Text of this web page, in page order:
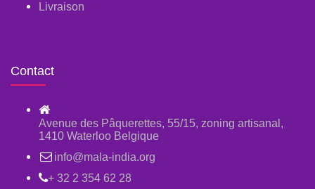
Livraison
Contact
Avenue des Pâquerettes, 55/15, zoning artisanal,
1410 Waterloo Belgique
info@mala-india.org
+ 32 2 354 62 28